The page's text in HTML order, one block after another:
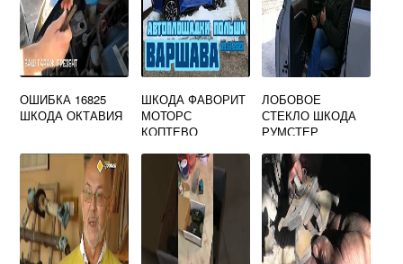
ОШИБКА 16825
ШКОДА ОКТАВИЯ
ШКОДА ФАВОРИТ
МОТОРС
КОПТЕВО
ЛОБОВОЕ
СТЕКЛО ШКОДА
РУМСТЕР